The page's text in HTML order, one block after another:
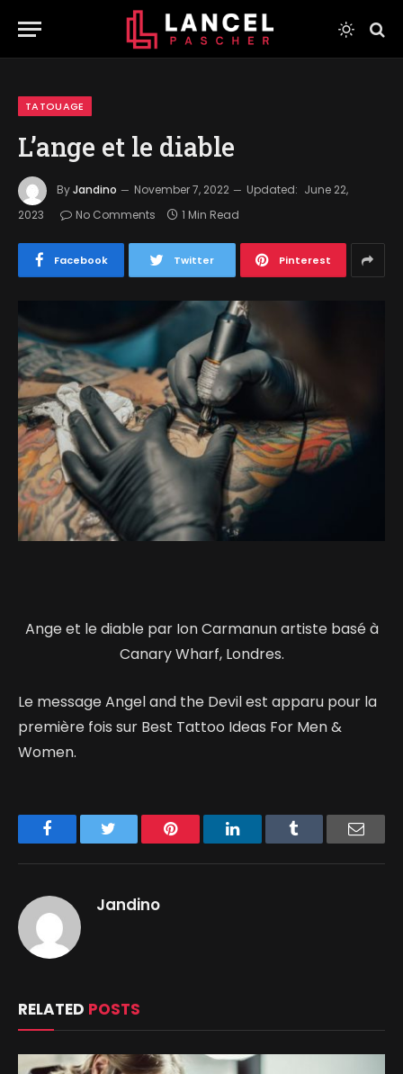
TATOUAGE
L’ange et le diable
ByJandino November 7, 2022 Updated: June 22,
2023
No Comments 1 Min Read
Facebook Twitter Pinterest
Ange et le diable par Ion Carmanun artiste basé à
Canary Wharf, Londres.
Le message Angel and the Devil est apparu pour la
première fois sur Best Tattoo Ideas For Men &
Women.
Facebook Pinterest LinkedIn Email
Jandino
RELATED POSTS